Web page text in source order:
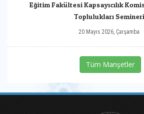
Eğitim Fakültesi Kapsayıcılık
Toplulukları Semineri
20 Mayıs 2026, Çarşamba
Tüm Manşetler